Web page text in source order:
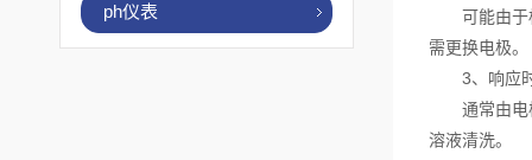
ph仪表
可能由于标
需更换电极。
3、响应时
通常由电极
溶液清洗。